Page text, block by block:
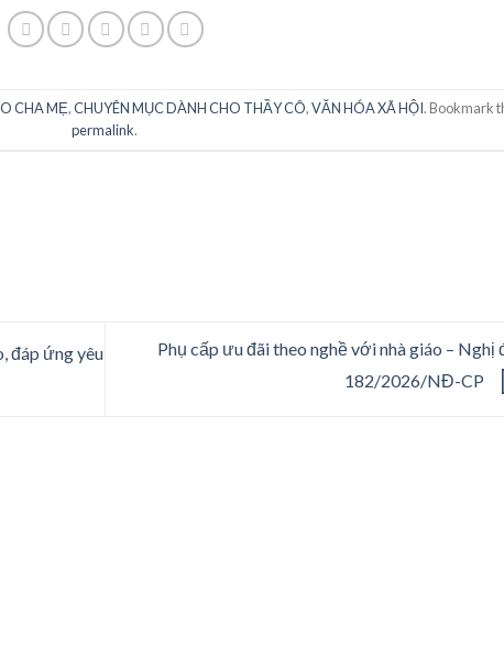
CHA MẸ,CHUYÊN MỤC DÀNH CHO THẦY CÔ,VĂN HÓA XÃ HỘI. Bookmark
permalink.
đáp ứng yêu
Phụ cấp ưu đãi theo nghề với nhà giáo – Nghị
182/2026/NĐ-CP